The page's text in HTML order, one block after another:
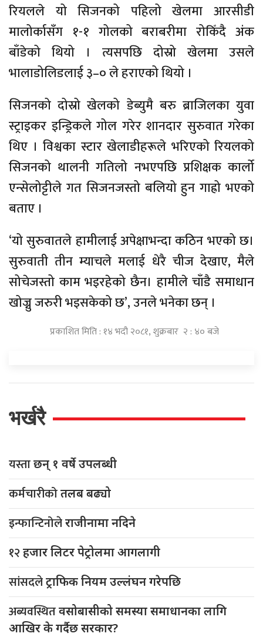
रियलले यो सिजनको पहिलो खेलमा आरसीडी
मालोर्कासँग १-१ गोलको बराबरीमा रोकिँदै अंक
बाँडेको थियो । त्यसपछि दोस्रो खेलमा उसले
भालाडोलिडलाई ३–० ले हराएको थियो ।
सिजनको दोस्रो खेलको डेब्युमै बरु ब्राजिलका युवा
स्ट्राइकर इन्ड्रिकले गोल गरेर शानदार सुरुवात गरेका
थिए । विश्वका स्टार खेलाडीहरूले भरिएको रियलको
सिजनको थालनी गतिलो नभएपछि प्रशिक्षक कार्लो
एन्सेलोट्टीले गत सिजनजस्तो बलियो हुन गाह्रो भएको
बताए ।
‘यो सुरुवातले हामीलाई अपेक्षाभन्दा कठिन भएको छ।
सुरुवाती तीन म्याचले मलाई धेरै चीज देखाए, मैले
सोचेजस्तो काम भइरहेको छैन। हामीले चाँडै समाधान
खोज्नु जरुरी भइसकेको छ’, उनले भनेका छन् ।
प्रकाशित मिति : १४ भदौ २०८१, शुक्रबार २ : ४० बजे
भर्खरै
यस्ताछन् १ वर्षे उपलब्धी
कर्मचारीकोतलब बढ्यो
इन्फान्टिनोलेराजीनामा नदिने
१२हजार लिटर पेट्रोलमा आगलागी
सांसदलेट्राफिक नियम उल्लंघन गरेपछि
अब्यवस्थितवसोबासीको समस्या समाधानका लागि
आखिर के गर्दैछ सरकार?